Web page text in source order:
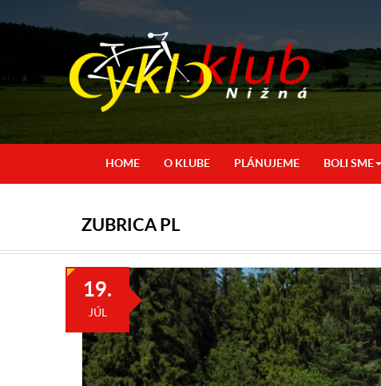
HOME O KLUBE PLÁNUJEME BOLI SME
ZUBRICA PL
19.
JÚL